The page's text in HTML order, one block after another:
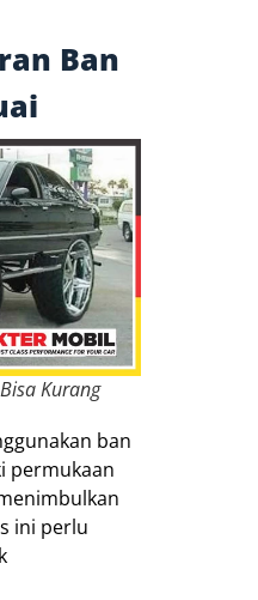
Ban
Kurang
ban
permukaan
ini perlu